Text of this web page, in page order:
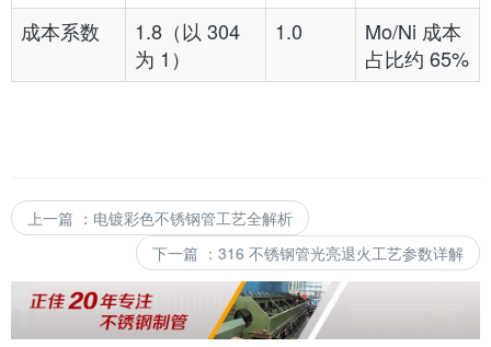
成本系数
1.8（以 304
为 1）
1.0
Mo/Ni 成本
占比约 65%
上一篇 ： 电镀彩色不锈钢管工艺全解析
下一篇 ： 316 不锈钢管光亮退火工艺参数详解